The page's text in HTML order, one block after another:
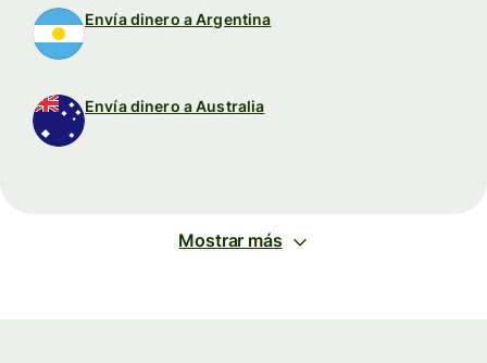
Envía dinero a Argentina
Envía dinero a Australia
Mostrar más